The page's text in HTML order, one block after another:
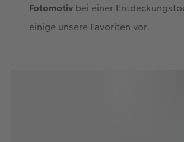
Fotomotiv bei einer
einige unsere Favoriten vor.